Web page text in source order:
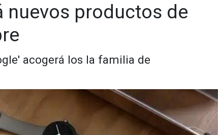
nuevos productos de
acogerá los la familia de